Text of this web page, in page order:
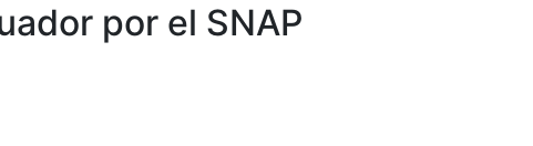
por el SNAP